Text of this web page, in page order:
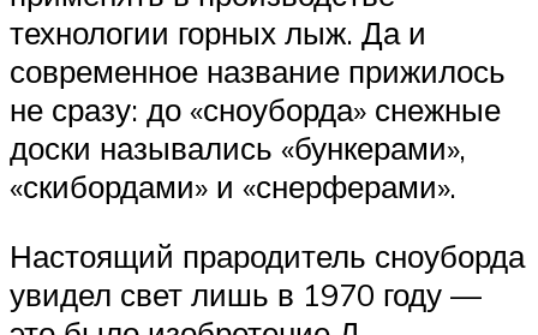
технологии горных лыж. Да и
современное название прижилось
не сразу: до «сноуборда» снежные
доски назывались «бункерами»,
«скибордами» и «снерферами».
Настоящий прародитель сноуборда
увидел свет лишь в 1970 году —